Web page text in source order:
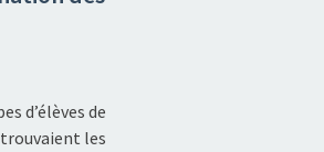
d’élèves de
les